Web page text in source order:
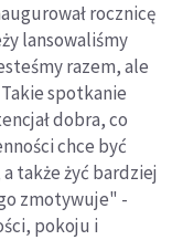
rocznicę
lansowaliśmy
razem, ale
spotkanie
dobra, co
chce być
także żyć bardziej
zmotywuje" -
pokoju i